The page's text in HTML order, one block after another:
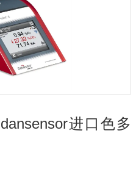
进口色多